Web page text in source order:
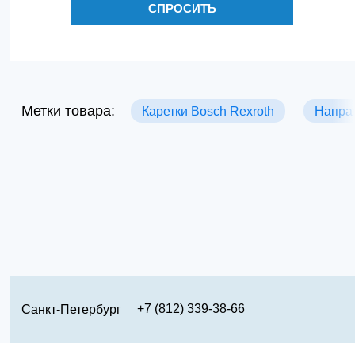
СПРОСИТЬ
Метки товара: Каретки Bosch Rexroth
Санкт-Петербург
+7 (812) 339-38-66
Москва
+7 (499) 346-65-02